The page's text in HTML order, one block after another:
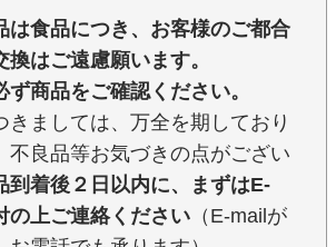
は食品につき、お客様のご都合
はご遠慮願います。
商品をご確認ください。
きましては、万全を期しており
不良品等お気づきの点がござい
到着後２日以内に、まずはE-
の上ご連絡ください （E-mailが